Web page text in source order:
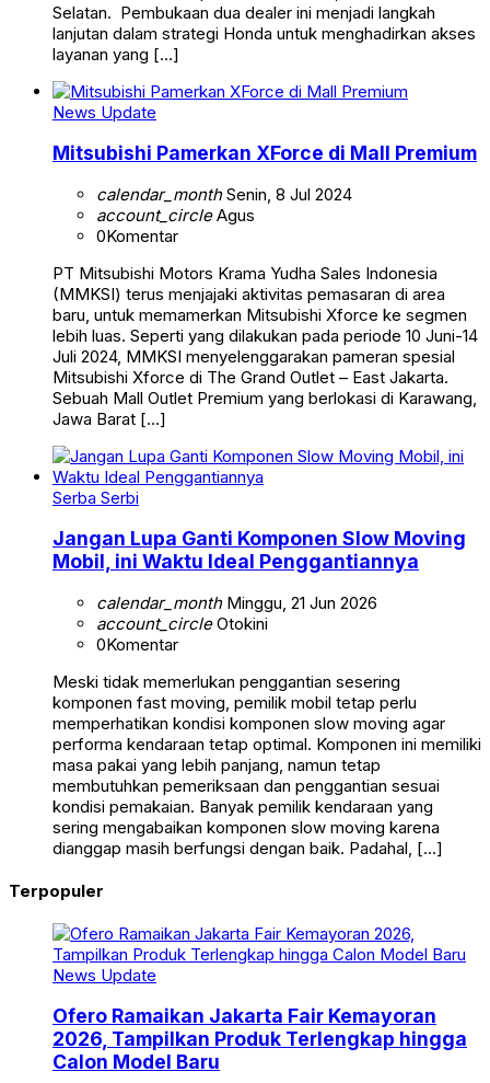
Selatan. Pembukaan dua dealer ini menjadi langkah
lanjutan dalam strategi Honda untuk menghadirkan akses
layanan yang […]
News Update
Mitsubishi Pamerkan XForce di Mall Premium
calendar_monthSenin, 8 Jul 2024
account_circleAgus
0Komentar
PT Mitsubishi Motors Krama Yudha Sales Indonesia
(MMKSI) terus menjajaki aktivitas pemasaran di area
baru, untuk memamerkan Mitsubishi Xforce ke segmen
lebih luas. Seperti yang dilakukan pada periode 10 Juni-14
Juli 2024, MMKSI menyelenggarakan pameran spesial
Mitsubishi Xforce di The Grand Outlet – East Jakarta.
Sebuah Mall Outlet Premium yang berlokasi di Karawang,
Jawa Barat […]
Serba Serbi
Jangan Lupa Ganti Komponen Slow Moving
Mobil, ini Waktu Ideal Penggantiannya
calendar_monthMinggu, 21 Jun 2026
account_circleOtokini
0Komentar
Meski tidak memerlukan penggantian sesering
komponen fast moving, pemilik mobil tetap perlu
memperhatikan kondisi komponen slow moving agar
performa kendaraan tetap optimal. Komponen ini memiliki
masa pakai yang lebih panjang, namun tetap
membutuhkan pemeriksaan dan penggantian sesuai
kondisi pemakaian. Banyak pemilik kendaraan yang
sering mengabaikan komponen slow moving karena
dianggap masih berfungsi dengan baik. Padahal, […]
Terpopuler
News Update
Ofero Ramaikan Jakarta Fair Kemayoran
2026, Tampilkan Produk Terlengkap hingga
Calon Model Baru